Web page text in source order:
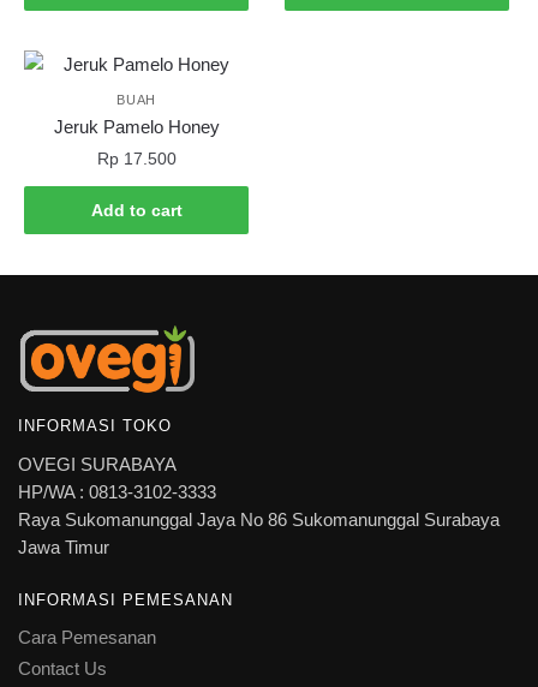
BUAH
Jeruk Pamelo Honey
Rp17.500
Add to cart
INFORMASI TOKO
OVEGI SURABAYA
HP/WA : 0813-3102-3333
Raya Sukomanunggal Jaya No 86 Sukomanunggal Surabaya
Jawa Timur
INFORMASI PEMESANAN
Cara Pemesanan
Contact Us